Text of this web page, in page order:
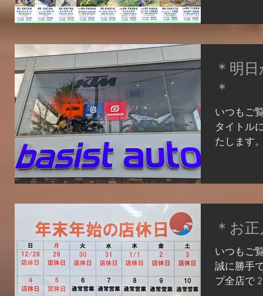
ride KTM
075-286-
https://
ている方
リーは
オート山
075-286-
＊明
＊
いつもご
タイトル
たします
どは、 順
いませ。
掲載して
ッフ一同
待ちして
KTMオン
ベイシス
＊お
いつもご
誠に勝手
プ全店で